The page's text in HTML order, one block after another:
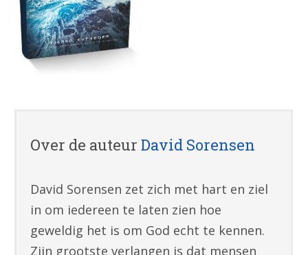
Over de auteurDavid Sorensen
David Sorensen zet zich met hart en ziel
in om iedereen te laten zien hoe
geweldig het is om God echt te kennen.
Zijn grootste verlangen is dat mensen